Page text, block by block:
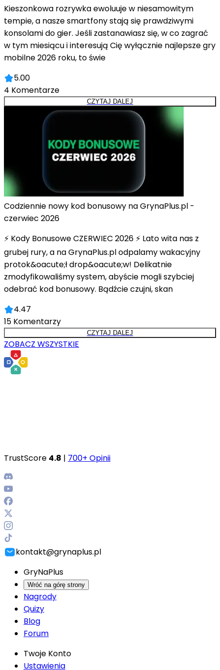
Kieszonkowa rozrywka ewoluuje w niesamowitym
tempie, a nasze smartfony stają się prawdziwymi
konsolami do gier. Jeśli zastanawiasz się, w co zagrać
w tym miesiącu i interesują Cię wyłącznie najlepsze gry
mobilne 2026 roku, to świe
5.00
4 Komentarze
CZYTAJ DALEJ
Codziennie nowy kod bonusowy na GrynaPlus.pl -
czerwiec 2026
⚡ Kody Bonusowe CZERWIEC 2026 ⚡ Lato wita nas z
grubej rury, a na GrynaPlus.pl odpalamy wakacyjny
protok&oacute;ł drop&oacute;w! Delikatnie
zmodyfikowaliśmy system, abyście mogli szybciej
odebrać kod bonusowy. Bądźcie czujni, skan
4.47
15 Komentarzy
CZYTAJ DALEJ
ZOBACZ WSZYSTKIE
TrustScore 4.8 | 700+ Opinii
kontakt@grynaplus.pl
GryNaPlus
Wróć na górę strony
Nagrody
Quizy
Blog
Forum
Twoje Konto
Ustawienia